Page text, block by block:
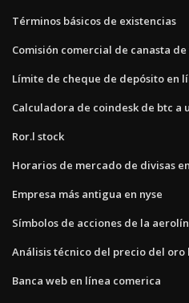
Términos básicos de existencias
Comisión comercial de canasta
Límite de cheque de depósito en
Calculadora de coindesk de btc a
Ror.l stock
Horarios de mercado de divisas
Empresa más antigua en nyse
Símbolos de acciones de la
Análisis técnico del precio del oro
Banca web en línea comerica